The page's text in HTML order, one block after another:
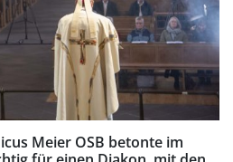
Meier OSB betonte im